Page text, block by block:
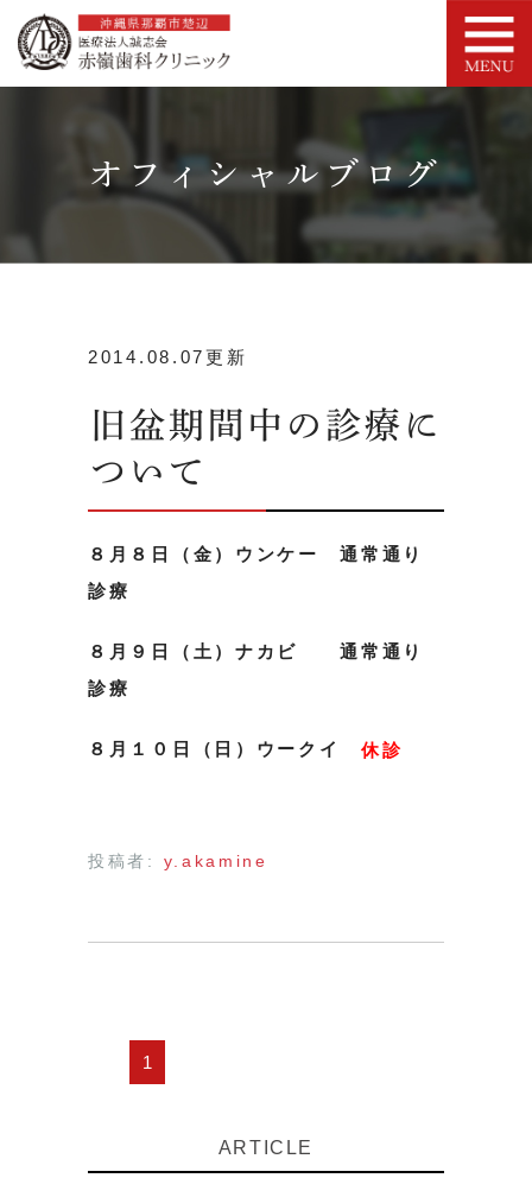
オフィシャルブログ
2014.08.07更新
旧盆期間中の診療に
ついて
８月８日（金）ウンケー 通常通り
診療
８月９日（土）ナカビ 通常通り
診療
８月１０日（日）ウークイ休診
投稿者: y.akamine
1
ARTICLE